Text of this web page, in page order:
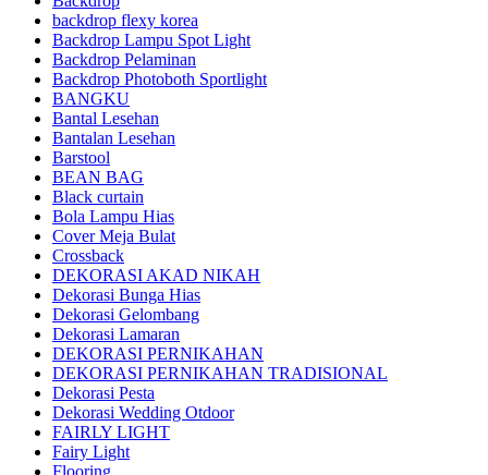
backdrop flexy korea
Backdrop Lampu Spot Light
Backdrop Pelaminan
Backdrop Photoboth Sportlight
BANGKU
Bantal Lesehan
Bantalan Lesehan
Barstool
BEAN BAG
Black curtain
Bola Lampu Hias
Cover Meja Bulat
Crossback
DEKORASI AKAD NIKAH
Dekorasi Bunga Hias
Dekorasi Gelombang
Dekorasi Lamaran
DEKORASI PERNIKAHAN
DEKORASI PERNIKAHAN TRADISIONAL
Dekorasi Pesta
Dekorasi Wedding Otdoor
FAIRLY LIGHT
Fairy Light